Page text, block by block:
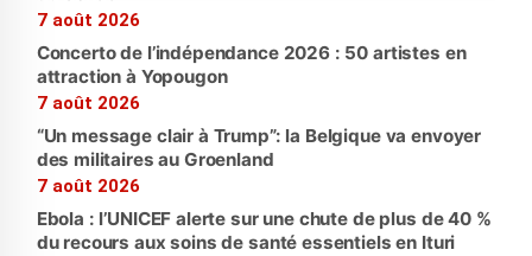
7 août 2026
Concerto de l’indépendance 2026 : 50 artistes en
attraction à Yopougon
7 août 2026
“Un message clair à Trump”: la Belgique va envoyer
des militaires au Groenland
7 août 2026
Ebola : l’UNICEF alerte sur une chute de plus de 40 %
du recours aux soins de santé essentiels en Ituri